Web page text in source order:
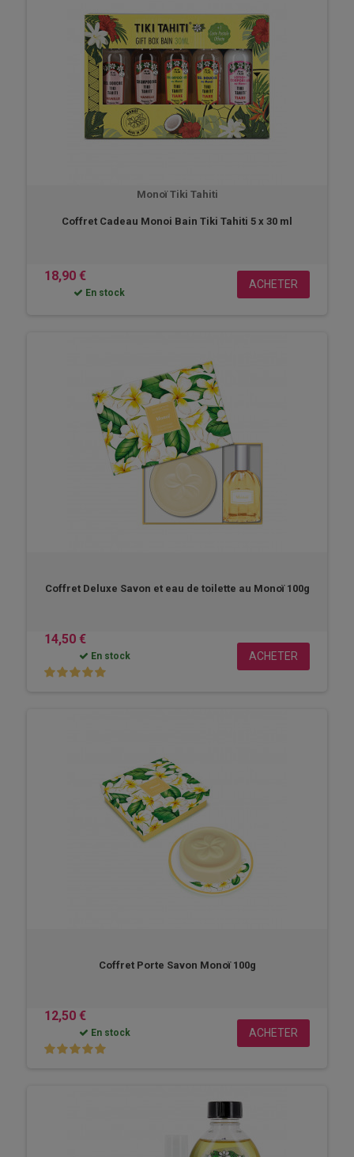
Monoï Tiki Tahiti
Coffret Cadeau Monoi Bain Tiki Tahiti 5 x 30 ml
18,90 €
En stock
ACHETER
Coffret Deluxe Savon et eau de toilette au Monoï 100g
14,50 €
En stock ACHETER
Coffret Porte Savon Monoï 100g
12,50 €
En stock ACHETER